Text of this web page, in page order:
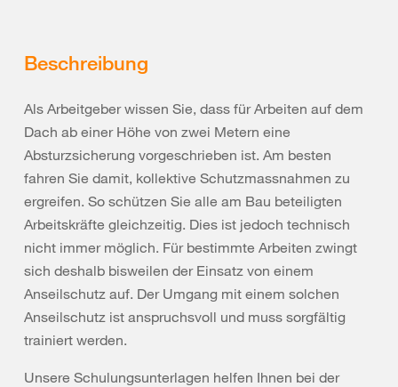
Beschreibung
Als Arbeitgeber wissen Sie, dass für Arbeiten auf dem
Dach ab einer Höhe von zwei Metern eine
Absturzsicherung vorgeschrieben ist. Am besten
fahren Sie damit, kollektive Schutzmassnahmen zu
ergreifen. So schützen Sie alle am Bau beteiligten
Arbeitskräfte gleichzeitig. Dies ist jedoch technisch
nicht immer möglich. Für bestimmte Arbeiten zwingt
sich deshalb bisweilen der Einsatz von einem
Anseilschutz auf. Der Umgang mit einem solchen
Anseilschutz ist anspruchsvoll und muss sorgfältig
trainiert werden.
Unsere Schulungsunterlagen helfen Ihnen bei der